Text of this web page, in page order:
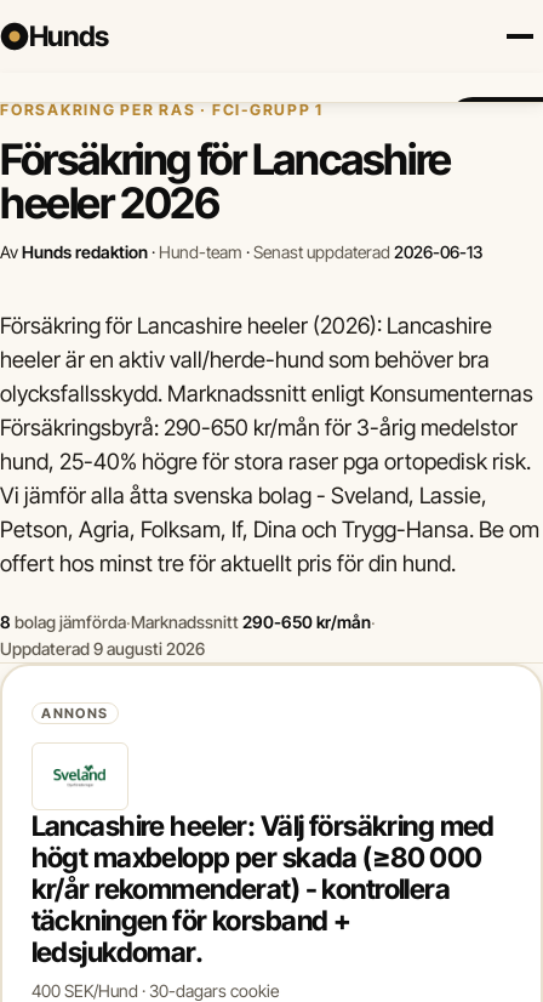
Hunds
Försäkring Hundraser Lokalt Valp
FÖRSÄKRING PER RAS · FCI-GRUPP 1
Försäkring för Lancashire
heeler 2026
AvHunds redaktion· Hund-team ·Senast uppdaterad 2026-06-13
Försäkring för Lancashire heeler (2026): Lancashire
heeler är en aktiv vall/herde-hund som behöver bra
olycksfallsskydd. Marknadssnitt enligt Konsumenternas
Försäkringsbyrå: 290-650 kr/mån för 3-årig medelstor
hund, 25-40% högre för stora raser pga ortopedisk risk.
Vi jämför alla åtta svenska bolag - Sveland, Lassie,
Petson, Agria, Folksam, If, Dina och Trygg-Hansa. Be om
offert hos minst tre för aktuellt pris för din hund.
8 bolag jämförda·Marknadssnitt290-650 kr/mån·
Uppdaterad 9 augusti 2026
ANNONS
Lancashire heeler: Välj försäkring med
högt maxbelopp per skada (≥80 000
kr/år rekommenderat) - kontrollera
täckningen för korsband +
ledsjukdomar.
400 SEK/Hund · 30-dagars cookie